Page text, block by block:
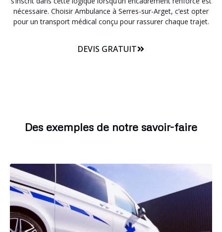
nécessaire. Choisir Ambulance à Serres-sur-Arget, c’est opter
pour un transport médical conçu pour rassurer chaque trajet.
DEVIS GRATUIT
Des exemples de notre savoir-faire